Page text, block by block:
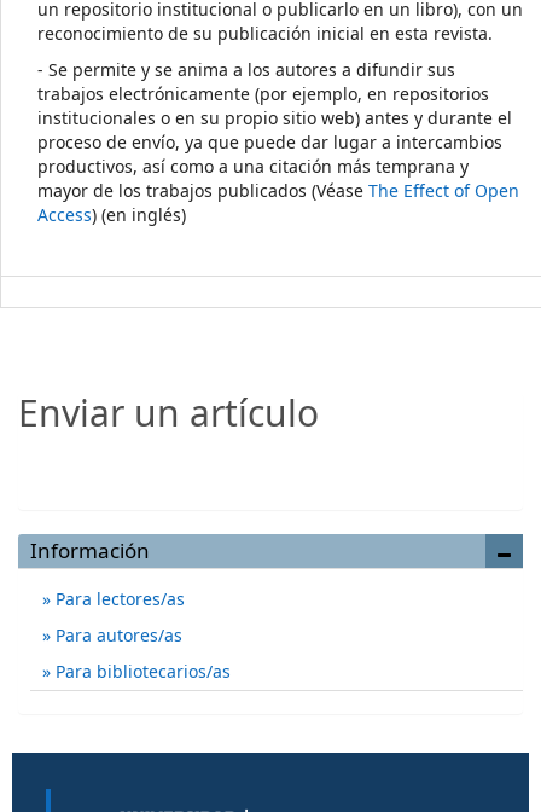
un repositorio institucional o publicarlo en un libro), con un
reconocimiento de su publicación inicial en esta revista.
- Se permite y se anima a los autores a difundir sus
trabajos electrónicamente (por ejemplo, en repositorios
institucionales o en su propio sitio web) antes y durante el
proceso de envío, ya que puede dar lugar a intercambios
productivos, así como a una citación más temprana y
mayor de los trabajos publicados (Véase The Effect of Open
Access) (en inglés)
Enviar un artículo
Información
Para lectores/as
Para autores/as
Para bibliotecarios/as